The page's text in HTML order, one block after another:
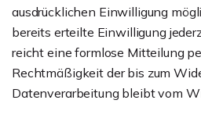
ausdrücklichen Einwilligung
bereits erteilte Einwilligung
reicht eine formlose Mitteilung
Rechtmäßigkeit der bis zum
Datenverarbeitung bleibt vom